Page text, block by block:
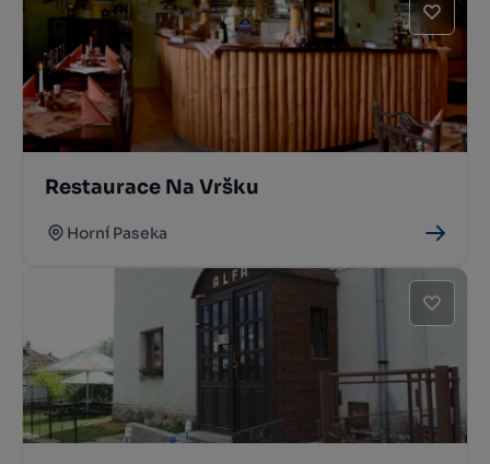
Restaurace Na Vršku
Horní Paseka